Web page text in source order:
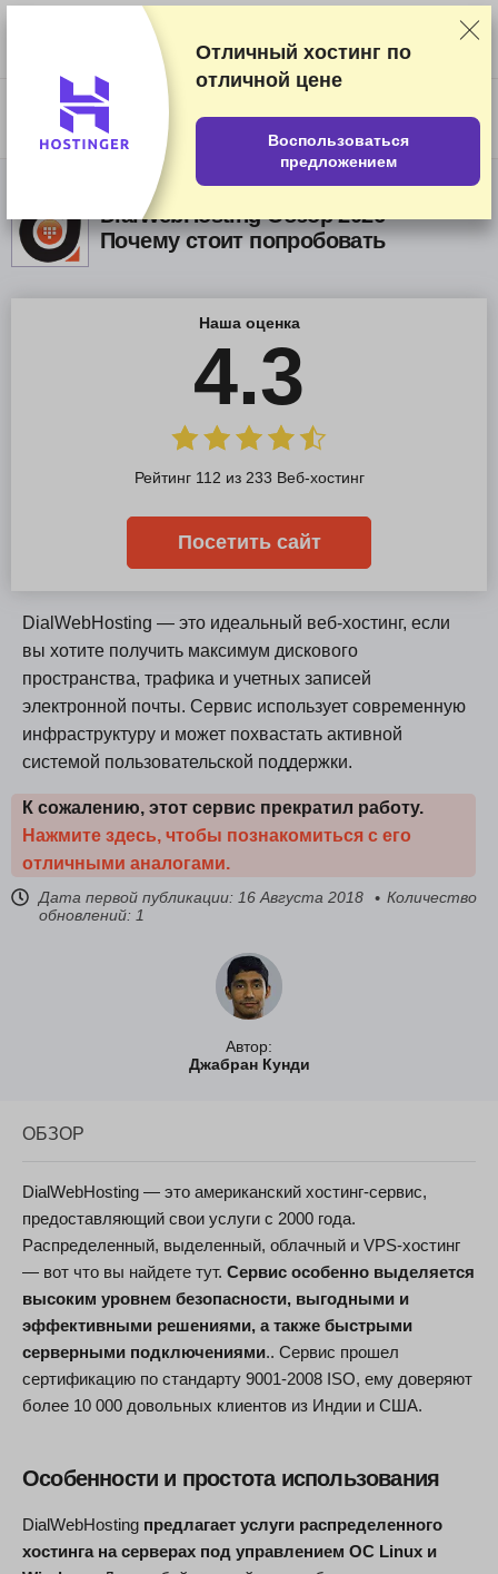
Мы оцениваем продавцов по результатам тщательного тестирования
и изучения, а также учитываем ваши отзывы и наши коммерческие
соглашения с провайдерами. На данной странице содержатся
Раскрытие информации о рекламе
US$
DialWebHosting Обзор 2026 –
Почему стоит попробовать
Автор:
Джабран Кунди
DialWebHosting — это идеальный веб-хостинг, если
вы хотите получить максимум дискового
пространства, трафика и учетных записей
электронной почты. Сервис использует современную
инфраструктуру и может похвастать активной
системой пользовательской поддержки.
К сожалению, этот сервис прекратил работу.
Нажмите здесь, чтобы познакомиться с его
отличными аналогами.
Дата первой публикации: 16 Августа 2018
Количество
обновлений: 1
Наша оценка
4.3
Рейтинг 112 из 233 Веб-хостинг
Посетить сайт
ОБЗОР
DialWebHosting — это американский хостинг-сервис,
предоставляющий свои услуги с 2000 года.
Распределенный, выделенный, облачный и VPS-хостинг
— вот что вы найдете тут. Сервис особенно выделяется
высоким уровнем безопасности, выгодными и
эффективными решениями, а также быстрыми
серверными подключениями.. Сервис прошел
сертификацию по стандарту 9001-2008 ISO, ему доверяют
более 10 000 довольных клиентов из Индии и США.
Особенности и простота использования
DialWebHosting предлагает услуги распределенного
хостинга на серверах под управлением ОС Linux и
Отличный хостинг по
отличной цене
Воспользоваться
предложением